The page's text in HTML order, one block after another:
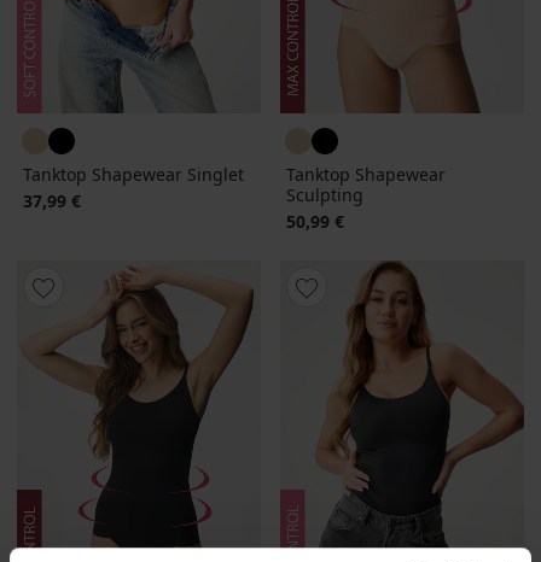
Tanktop Shapewear Singlet
37,99 €
Tanktop Shapewear
Sculpting
50,99 €